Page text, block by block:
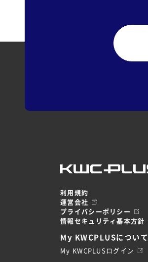
利用規約
運営会社
プライバシーポリシー
情報セキュリティ基本方針
My KWCPLUSについて
My KWCPLUSログイン